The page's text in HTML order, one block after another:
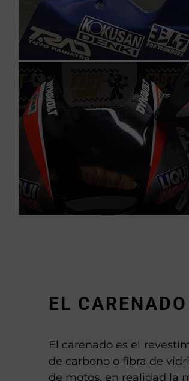
EL
El carenado es el
de carbono o fibra de
de motos, en realidad la